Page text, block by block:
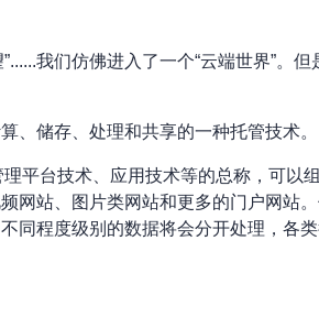
我们仿佛进入了一个“云端世界”。
、储存、处理和共享的一种托管技术。
台技术、应用技术等的总称，可以
网站、图片类网站和更多的门户网站
同程度级别的数据将会分开处理，各